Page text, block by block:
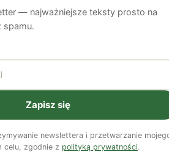
2012
— najważniejsze teksty prosto na
spamu.
Zapisz się
newslettera i przetwarzanie
celu, zgodnie z polityką prywatności.